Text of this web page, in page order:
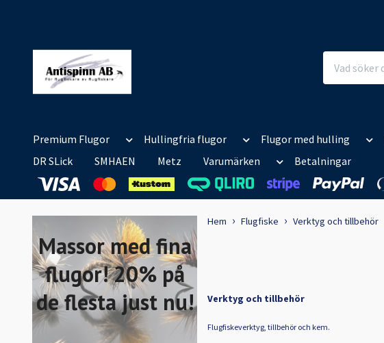
Premium Flugor Hullingfria flugor Flugor med hulling
DR SLick
SMHAEN Metz Varumärken Betalningar
Massor med fina
flugor! 20% på
de flesta just nu!
Hem Flugfiske Verktyg och tillbehör
Verktyg och tillbehör
Flugfiskeverktyg, tillbehör och kem.